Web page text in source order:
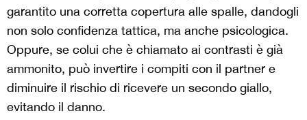
garantito una corretta copertura alle spalle, dandogli
non solo confidenza tattica, ma anche psicologica.
Oppure, se colui che è chiamato ai contrasti è già
ammonito, può invertire i compiti con il partner e
diminuire il rischio di ricevere un secondo giallo,
evitando il danno.